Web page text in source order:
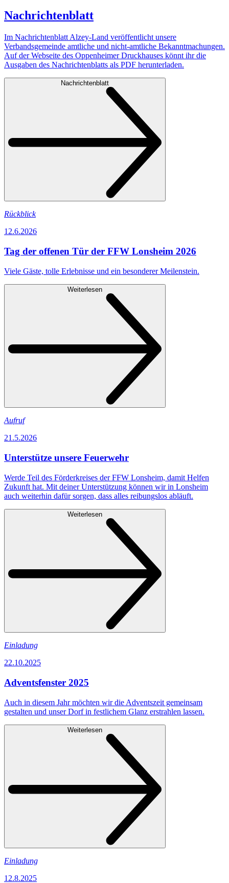
Nachrichtenblatt
Im Nachrichtenblatt Alzey-Land veröffentlicht unsere
Verbandsgemeinde amtliche und nicht-amtliche Bekanntmachungen.
Auf der Webseite des Oppenheimer Druckhauses könnt ihr die
Ausgaben des Nachrichtenblatts als PDF herunterladen.
Nachrichtenblatt
Rückblick
12.6.2026
Tag der offenen Tür der FFW Lonsheim 2026
Viele Gäste, tolle Erlebnisse und ein besonderer Meilenstein.
Weiterlesen
Aufruf
21.5.2026
Unterstütze unsere Feuerwehr
Werde Teil des Förderkreises der FFW Lonsheim, damit Helfen
Zukunft hat. Mit deiner Unterstützung können wir in Lonsheim
auch weiterhin dafür sorgen, dass alles reibungslos abläuft.
Weiterlesen
Einladung
22.10.2025
Adventsfenster 2025
Auch in diesem Jahr möchten wir die Adventszeit gemeinsam
gestalten und unser Dorf in festlichem Glanz erstrahlen lassen.
Weiterlesen
Einladung
12.8.2025